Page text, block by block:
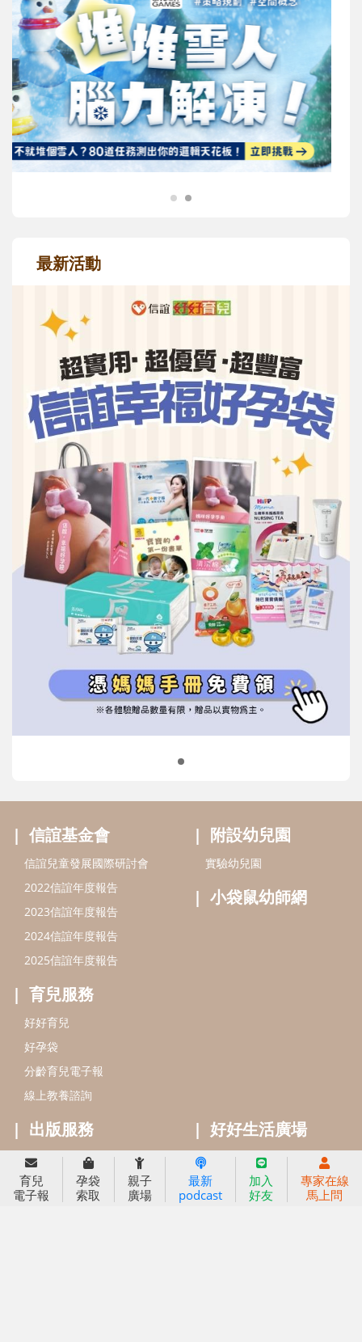
最新活動
信誼基金會
2022信誼年度報告
2023信誼年度報告
2024信誼年度報告
好孕袋
分齡育兒電子報
線上教養諮詢
附設幼兒園
小袋鼠幼師網
出版服務
信誼基金出版社
閱讀推廣
Bookstart閱讀起步走
信誼幼兒文學獎
信誼兒童動畫獎
小袋鼠說故事劇團
service@hsin-yi.org.tw
信誼好好育兒
小太陽親子館
小太陽親子書房
(02)2396-5305轉2345 (週一～週五 9:00～18:00)
育兒
電子報
孕袋
索取
親子
廣場
最新
podcast
加入
好友
專家在線
馬上問